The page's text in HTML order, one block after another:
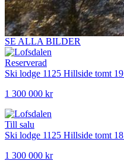
SE ALLA BILDER
Reserverad
Ski lodge 1125 Hillside tomt 19
1 300 000 kr
Till salu
Ski lodge 1125 Hillside tomt 18
1 300 000 kr